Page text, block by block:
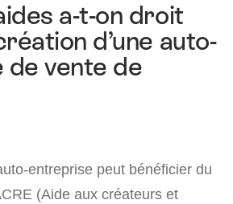
a-t-on droit
d’une auto-
vente de
entreprise peut bénéficier du
(Aide aux créateurs et